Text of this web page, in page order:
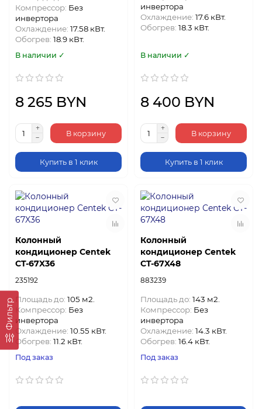
Фильтр
Компрессор: Без
инвертора
Охлаждение: 17.58 кВт.
Обогрев: 18.9 кВт.
В наличии ✓
8 265 BYN
В корзину
Купить в 1 клик
инвертора
Охлаждение: 17.6 кВт.
Обогрев: 18.3 кВт.
В наличии ✓
8 400 BYN
В корзину
Купить в 1 клик
Колонный
кондиционер Centek
CT-67X36
235192
Площадь до: 105 м2.
Компрессор: Без
инвертора
Охлаждение: 10.55 кВт.
Обогрев: 11.2 кВт.
Под заказ
Колонный
кондиционер Centek
CT-67X48
883239
Площадь до: 143 м2.
Компрессор: Без
инвертора
Охлаждение: 14.3 кВт.
Обогрев: 16.4 кВт.
Под заказ